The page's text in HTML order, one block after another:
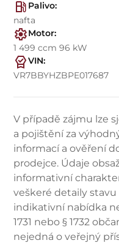
Palivo:
nafta
Motor:
1 499 ccm 96 kW
VIN:
VR7BBYHZBPE017687
V případě zájmu lze
a pojištění za
informací a ověření
prodejce. Údaje
informativní
veškeré detaily stavu
indikativní nabídka
1731 nebo § 1732
nejedná o veřejný